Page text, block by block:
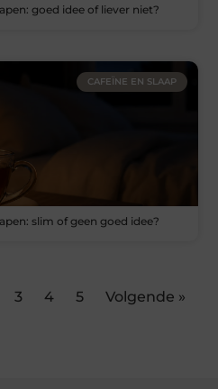
goed idee of liever niet?
CAFEÏNE EN SLAAP
slim of geen goed idee?
3 4 5 Volgende »